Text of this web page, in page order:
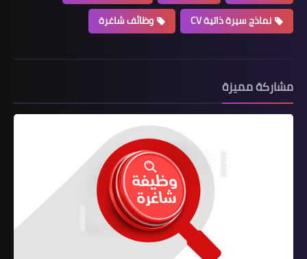
نماذج سيرة ذاتية CV
وظائف شاغرة
مشاركة مميزة